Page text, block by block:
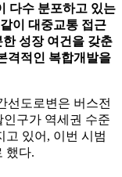
다수 분포하고 있는
이 대중교통 접근
성장 여건을 갖춘
격적인 복합개발을
선도로변은 버스전
구가 역세권 수준
고 있어, 이번 시범
했다.